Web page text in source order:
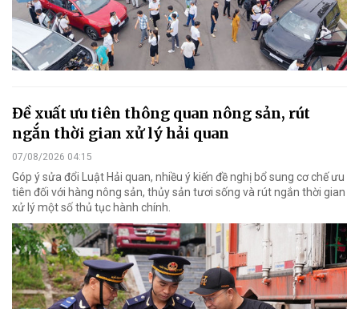
Đề xuất ưu tiên thông quan nông sản, rút
ngắn thời gian xử lý hải quan
07/08/2026 04:15
Góp ý sửa đổi Luật Hải quan, nhiều ý kiến đề nghị bổ sung cơ chế ưu
tiên đối với hàng nông sản, thủy sản tươi sống và rút ngắn thời gian
xử lý một số thủ tục hành chính.